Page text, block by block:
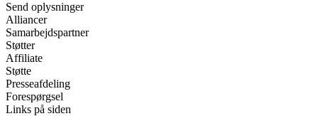
Send oplysninger
Alliancer
Samarbejdspartner
Støtter
Affiliate
Støtte
Presseafdeling
Forespørgsel
Links på siden